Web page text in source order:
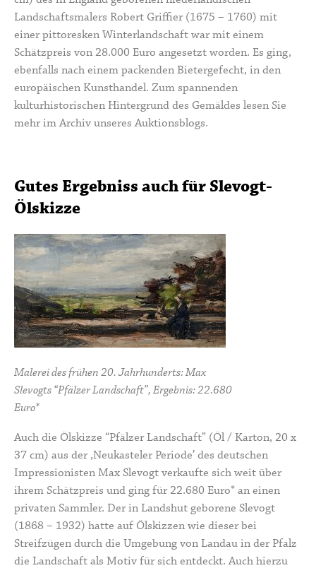
Landschaftsmalers Robert Griffier (1675 – 1760) mit
einer pittoresken Winterlandschaft war mit einem
Schätzpreis von 28.000 Euro angesetzt worden. Es ging,
ebenfalls nach einem packenden Bietergefecht, in den
europäischen Kunsthandel. Zum spannenden
kulturhistorischen Hintergrund des Gemäldes lesen Sie
mehr imArchiv unseres Auktionsblogs.
Gutes Ergebniss auch für Slevogt-
Ölskizze
Malerei des frühen 20. Jahrhunderts: Max
Slevogts “Pfälzer Landschaft”, Ergebnis: 22.680
Euro*
Auch die Ölskizze “Pfälzer Landschaft” (Öl / Karton, 20 x
37 cm) aus der ,Neukasteler Periode’ des deutschen
Impressionisten Max Slevogt verkaufte sich weit über
ihrem Schätzpreis und ging für 22.680 Euro* an einen
privaten Sammler. Der in Landshut geborene Slevogt
(1868 – 1932) hatte auf Ölskizzen wie dieser bei
Streifzügen durch die Umgebung von Landau in der Pfalz
die Landschaft als Motiv für sich entdeckt. Auch hierzu